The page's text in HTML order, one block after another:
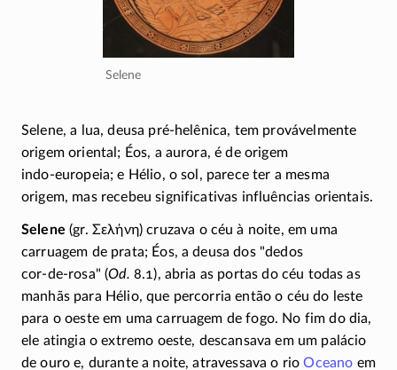
Selene
Selene, a lua, deusa pré-helênica, tem provávelmente
origem oriental; Éos, a aurora, é de origem
indo-europeia; e Hélio, o sol, parece ter a mesma
origem, mas recebeu significativas influências orientais.
Selene (gr. Σελήνη) cruzava o céu à noite, em uma
carruagem de prata; Éos, a deusa dos "dedos
cor-de-rosa" (Od. 8.1), abria as portas do céu todas as
manhãs para Hélio, que percorria então o céu do leste
para o oeste em uma carruagem de fogo. No fim do dia,
ele atingia o extremo oeste, descansava em um palácio
de ouro e, durante a noite, atravessava o rioOceano em